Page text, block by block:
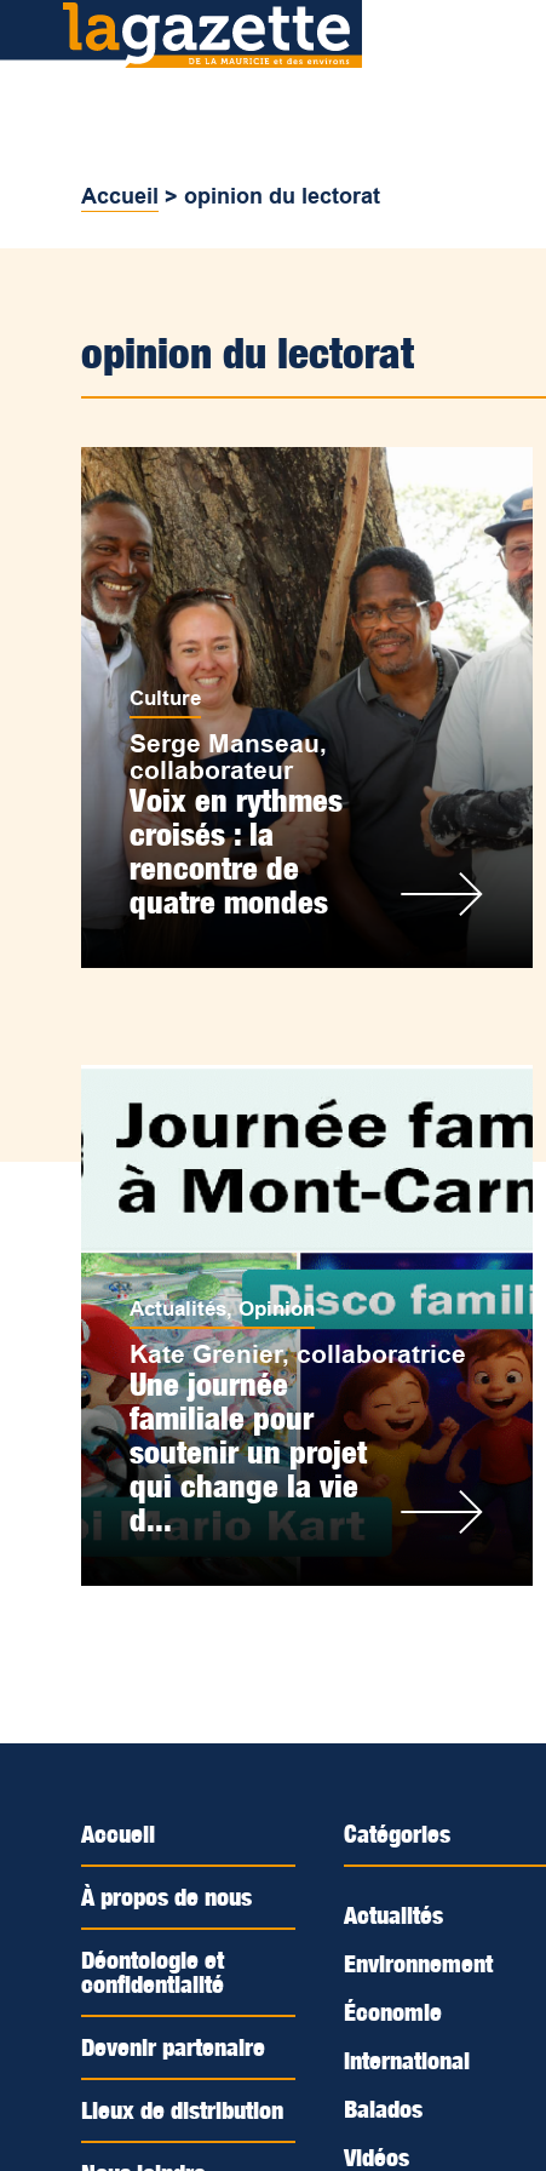
Accueil >opinion du lectorat
opinion du lectorat
Culture
Serge Manseau,
collaborateur
Voix en rythmes
croisés : la
rencontre de
quatre mondes
Actualités,Opinion
Kate Grenier, collaboratrice
Une journée
familiale pour
soutenir un projet
qui change la vie
d...
Accueil
À propos de nous
Déontologie et
confidentialité
Devenir partenaire
Lieux de distribution
Catégories
Actualités
Environnement
Économie
International
Balados
Vidéos